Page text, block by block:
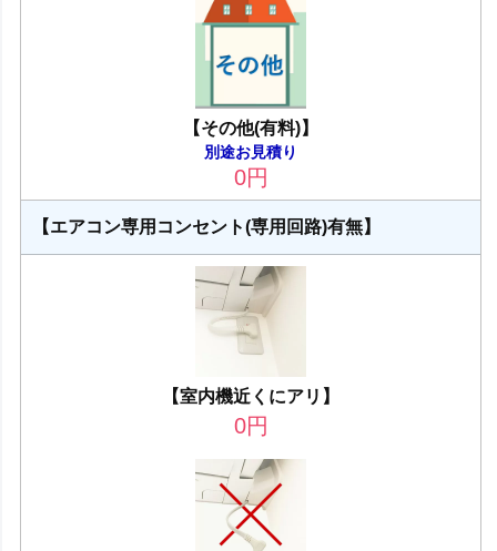
【その他(有料)】
別途お見積り
0円
【エアコン専用コンセント(専用回路)有無】
【室内機近くにアリ】
0円